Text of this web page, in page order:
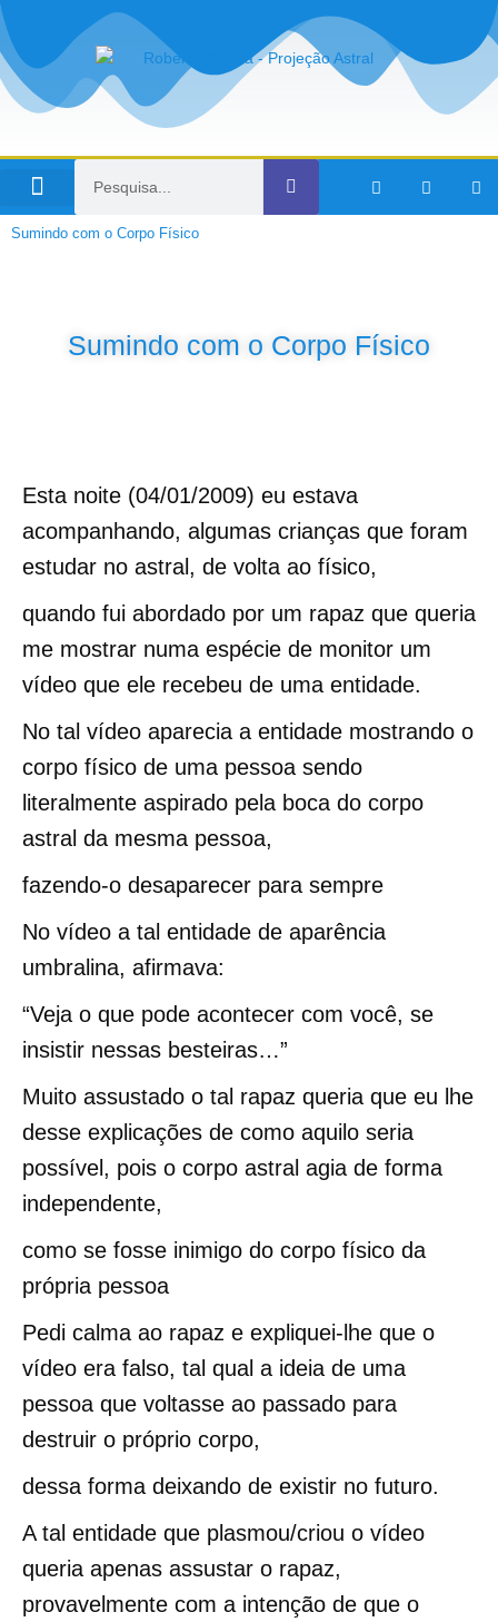
Sumindo com o Corpo Físico
Sumindo com o Corpo Físico
Esta noite (04/01/2009) eu estava
acompanhando, algumas crianças que foram
estudar no astral, de volta ao físico,
quando fui abordado por um rapaz que queria
me mostrar numa espécie de monitor um
vídeo que ele recebeu de uma entidade.
No tal vídeo aparecia a entidade mostrando o
corpo físico de uma pessoa sendo
literalmente aspirado pela boca do corpo
astral da mesma pessoa,
fazendo-o desaparecer para sempre
No vídeo a tal entidade de aparência
umbralina, afirmava:
“Veja o que pode acontecer com você, se
insistir nessas besteiras…”
Muito assustado o tal rapaz queria que eu lhe
desse explicações de como aquilo seria
possível, pois o corpo astral agia de forma
independente,
como se fosse inimigo do corpo físico da
própria pessoa
Pedi calma ao rapaz e expliquei-lhe que o
vídeo era falso, tal qual a ideia de uma
pessoa que voltasse ao passado para
destruir o próprio corpo,
dessa forma deixando de existir no futuro.
A tal entidade que plasmou/criou o vídeo
queria apenas assustar o rapaz,
provavelmente com a intenção de que o